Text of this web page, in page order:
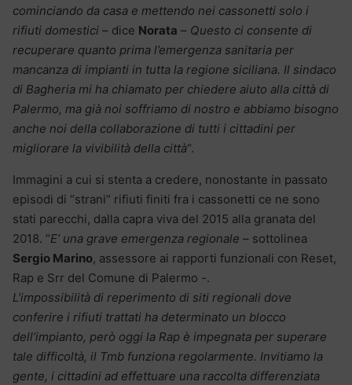
cominciando da casa e mettendo nei cassonetti solo i
rifiuti domestici – dice Norata – Questo ci consente di
recuperare quanto prima l’emergenza sanitaria per
mancanza di impianti in tutta la regione siciliana. Il sindaco
di Bagheria mi ha chiamato per chiedere aiuto alla città di
Palermo, ma già noi soffriamo di nostro e abbiamo bisogno
anche noi della collaborazione di tutti i cittadini per
migliorare la vivibilità della città“.
Immagini a cui si stenta a credere, nonostante in passato
episodi di “strani” rifiuti finiti fra i cassonetti ce ne sono
stati parecchi, dalla capra viva del 2015 alla granata del
2018. “E’ una grave emergenza regionale – sottolinea
Sergio Marino, assessore ai rapporti funzionali con Reset,
Rap e Srr del Comune di Palermo -.
L’impossibilità di reperimento di siti regionali dove
conferire i rifiuti trattati ha determinato un blocco
dell’impianto, però oggi la Rap è impegnata per superare
tale difficoltà, il Tmb funziona regolarmente. Invitiamo la
gente, i cittadini ad effettuare una raccolta differenziata